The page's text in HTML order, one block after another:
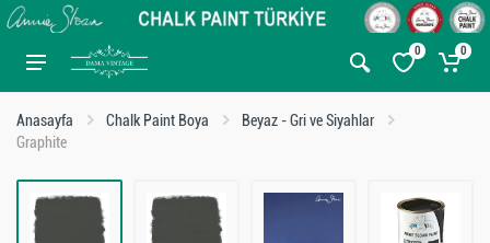
0 0
Anasayfa Chalk Paint Boya
Beyaz - Gri ve Siyahlar
Graphite